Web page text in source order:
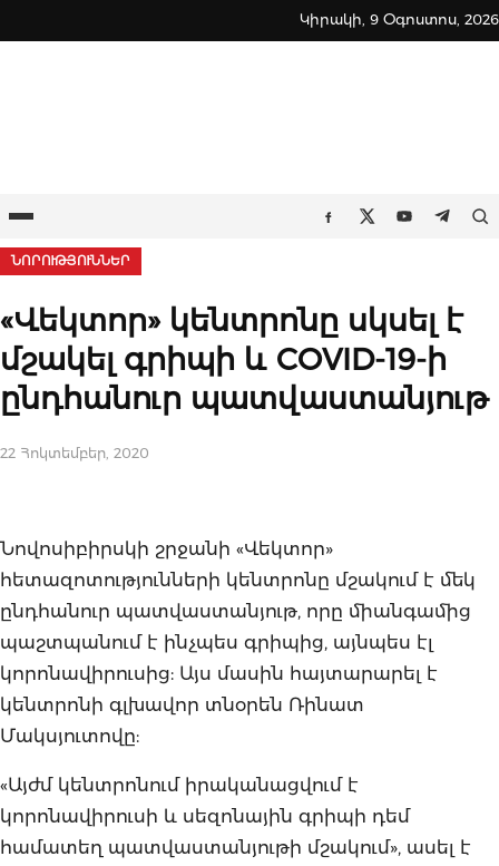
to
Կիրակի, 9 Օգոստոս, 2026
Ընտրացանկ Facebook
TwitterYoutube
ՆՈՐՈՒԹՅՈՒՆՆԵՐ
«Վեկտոր» կենտրոնը սկսել է
մշակել գրիպի և COVID-19-ի
ընդհանուր պատվաստանյութ
22 Հոկտեմբեր, 2020
Նովոսիբիրսկի շրջանի «Վեկտոր»
հետազոտությունների կենտրոնը մշակում է մեկ
ընդհանուր պատվաստանյութ, որը միանգամից
պաշտպանում է ինչպես գրիպից, այնպես էլ
կորոնավիրուսից: Այս մասին հայտարարել է
կենտրոնի գլխավոր տնօրեն Ռինատ
Մակսյուտովը:
«Այժմ կենտրոնում իրականացվում է
կորոնավիրուսի և սեզոնային գրիպի դեմ
համատեղ պատվաստանյութի մշակում», ասել է